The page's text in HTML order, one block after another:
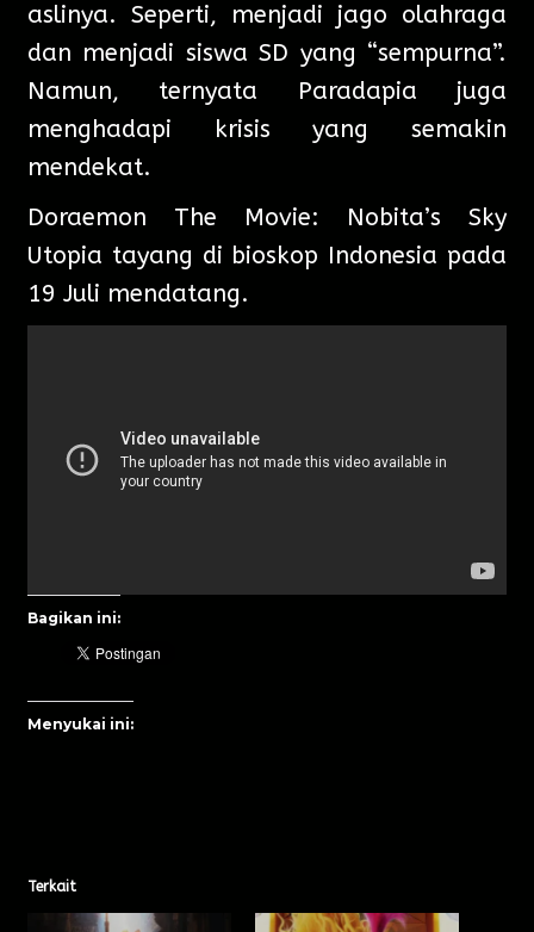
aslinya. Seperti, menjadi jago olahraga
dan menjadi siswa SD yang “sempurna”.
Namun, ternyata Paradapia juga
menghadapi krisis yang semakin
mendekat.
Doraemon The Movie: Nobita’s Sky
Utopia tayang di bioskop Indonesia pada
19 Juli mendatang.
Bagikan ini:
Menyukai ini:
Terkait